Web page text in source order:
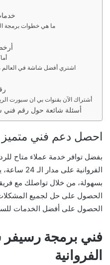
ما هي خطوات برمجة
اشتري أفضل شاشة في العالم
أشتراك الآن بقنوات بي ان سبورت
أسئلة شائعة حول رقم فني
احصل دعم فني متميز
بفضل توافر خدمة عملاء متاح
الفروانية
بسهولة، من خلال تواصلك مع
الحصول على حل لجميع
الحصول على أفضل الخدمات
فني برمجة رسيفر
الفروانية